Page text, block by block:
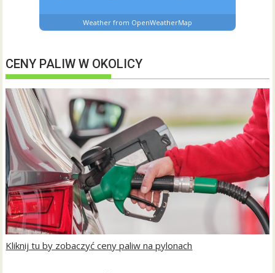
Weather from OpenWeatherMap
CENY PALIW W OKOLICY
Kliknij tu by zobaczyć ceny paliw na pylonach